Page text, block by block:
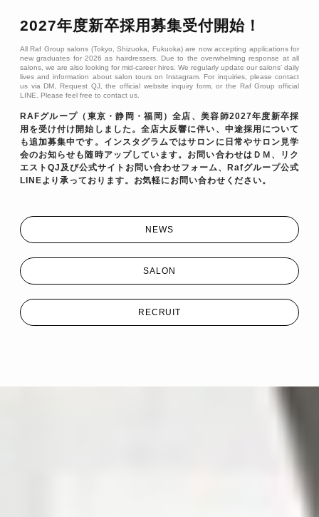
2027年度新卒採用募集受付開始！
All Raf Group salons (Tokyo, Shizuoka, Fukuoka) are now accepting applications for
new graduates for 2026 as hairdressers. Due to the overwhelming response at all
salons, we are also looking for mid-career hires. We regularly update our salons’ daily
lives and information about salon tours on Instagram. For inquiries, please contact
us via DM, Request QJ, the official website inquiry form, or the Raf Group official
LINE. Please feel free to contact us.
RAFグループ（東京・静岡・福岡）全店、美容師2027年度新卒採
用を受け付け開始しました。全店大反響に伴い、中途採用について
も追加募集中です。インスタグラムではサロンに日常やサロン見学
会のお知らせも随時アップしています。お問い合わせはＤＭ、リク
エストQJ及び公式サイトお問い合わせフォーム、Rafグループ公式
LINEより承っております。お気軽にお問い合わせください。
NEWS
SALON
RECRUIT